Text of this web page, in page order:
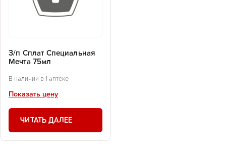
З/п Сплат Специальная
Мечта 75мл
В наличии в 1 аптеке
Показать цену
ЧИТАТЬ ДАЛЕЕ